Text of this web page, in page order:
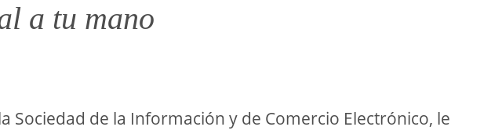
a tu mano
Sociedad de la Información y de Comercio Electrónico, le